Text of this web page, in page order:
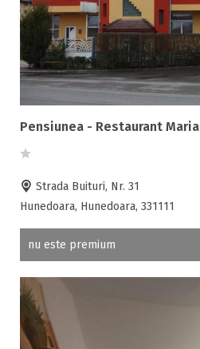
Pensiunea - Restaurant Maria
Strada Buituri, Nr. 31
Hunedoara, Hunedoara, 331111
nu este premium